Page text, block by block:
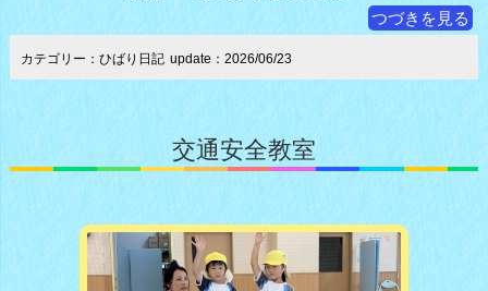
つづきを見る
カテゴリー：ひばり日記 update：2026/06/23
交通安全教室